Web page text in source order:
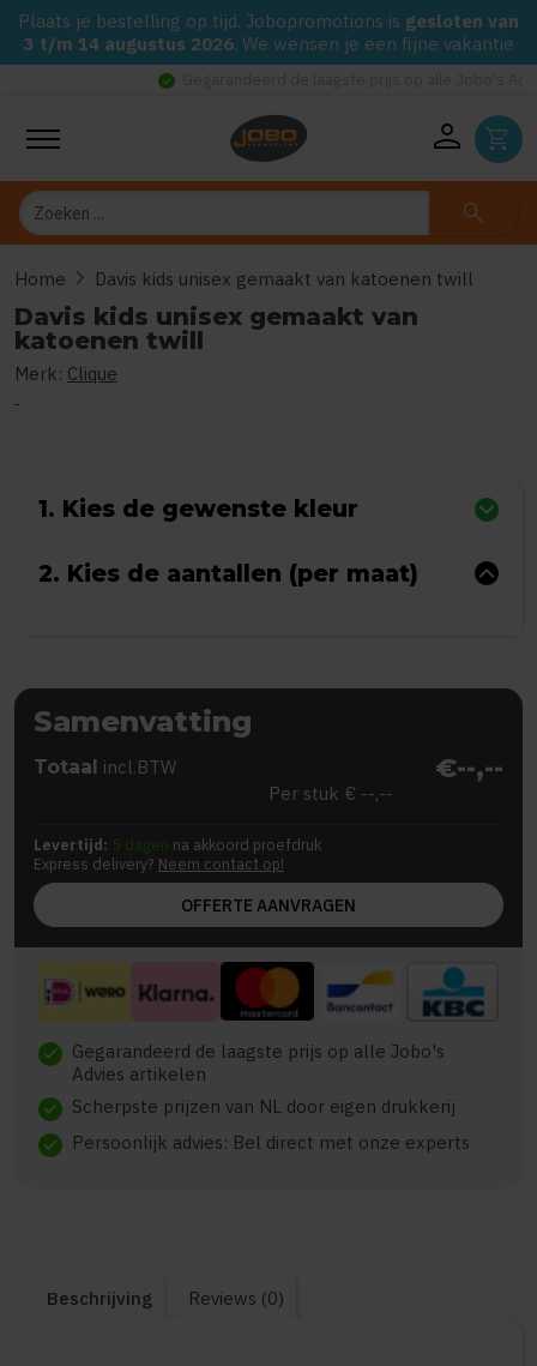
Plaats je bestelling op tijd. Jobopromotions is gesloten van
3 t/m 14 augustus 2026. We wensen je een fijne vakantie
Gegarandeerd de laagste prijs op alle Jobo's Advies artikelen
person shopping_cart
Zoeken search
Home chevron_right Davis kids unisex gemaakt van katoenen twill
Davis kids unisex gemaakt van
katoenen twill
Merk: Clique
1. Kies de gewenste kleur
2. Kies de aantallen (per maat)
Samenvatting
Totaal incl.BTW €--,--
Per stuk € --,--
Levertijd: 5 dagen na akkoord proefdruk
Express delivery? Neem contact op!
OFFERTE AANVRAGEN
check Gegarandeerd de laagste prijs op alle Jobo's
Advies artikelen
check Scherpste prijzen van NL door eigen drukkerij
check Persoonlijk advies: Bel direct met onze experts
Beschrijving Reviews (0)